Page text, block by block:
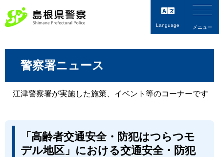
Language メニュー
警察署ニュース
江津警察署が実施した施策、イベント等のコーナーです
「高齢者交通安全・防犯はつらつモ
デル地区」における交通安全・防犯